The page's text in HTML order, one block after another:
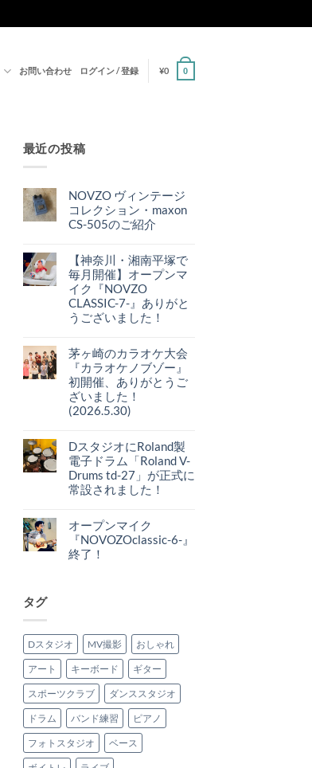
お問い合わせ ログイン / 登録 ¥0 0
最近の投稿
NOVZO ヴィンテージ
コレクション・maxon
CS-505のご紹介
ン
テ
ー
ジ
コ
レ
ク
ン・
maxon
505
の
ご
紹
ト
は
ま
だ
あ
り
ま
【神奈川・湘南平塚で
毎月開催】オープンマ
イク『NOVZO
CLASSIC-7-』ありがと
うございました！
川・
湘
平
塚
で
毎
月
オ
ー
プ
ン
マ
イ
CLASSIC-
7-』
り
が
た！
へ
の
ン
ト
は
ま
だ
あ
り
ま
茅ヶ崎のカラオケ大会
『カラオケノブゾー』
初開催、ありがとうご
ざいました！
(2026.5.30)
崎
の
カ
ラ
オ
ケ
『カ
ラ
ケ
ノ
り
が
と
う
ご
ざ
い
ま
し
た！
(2026.5.30)
へ
の
ン
ト
は
ま
だ
あ
せ
ん
DスタジオにRoland製
電子ドラム「Roland V-
Drums td-27」が正式に
常設されました！
タ
ジ
に
Roland
V-
Drums
td-
27」
が
正
式
に
常
設
さ
れ
ま
し
ン
ト
は
ま
だ
オープンマイク
『NOVOZOclassic-6-』
終了！
『NOVOZOclassic-
6-』
終
了！
へ
の
あ
り
ま
せ
ん
タグ
Dスタジオ MV撮影 おしゃれ
アート キーボード ギター
スポーツクラブ ダンススタジオ
ドラム バンド練習 ピアノ
フォトスタジオ ベース